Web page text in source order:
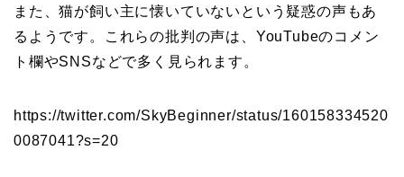
また、猫が飼い主に懐いていないという疑惑の声もあ
るようです。これらの批判の声は、YouTubeのコメン
ト欄やSNSなどで多く見られます。
https://twitter.com/SkyBeginner/status/160158334520
0087041?s=20